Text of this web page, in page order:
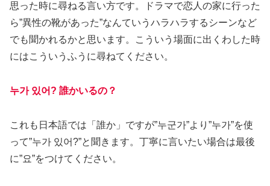
思った時に尋ねる言い方です。ドラマで恋人の家に行った
ら”異性の靴があった”なんていうハラハラするシーンなど
でも聞かれるかと思います。こういう場面に出くわした時
にはこういうふうに尋ねてください。
누가 있어? 誰かいるの？
これも日本語では「誰か」ですが”누군가”より”누가”を使
って”누가 있어?”と聞きます。丁寧に言いたい場合は最後
に”요”をつけてください。